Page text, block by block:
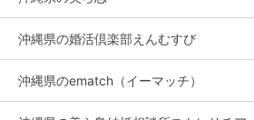
沖縄県の婚活倶楽部えんむすび
沖縄県のematch（イーマッチ）